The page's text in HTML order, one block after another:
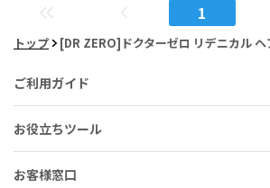
1
トップ [DR ZERO]ドクターゼロ リデニカル
ご利用ガイド
お役立ちツール
お客様窓口